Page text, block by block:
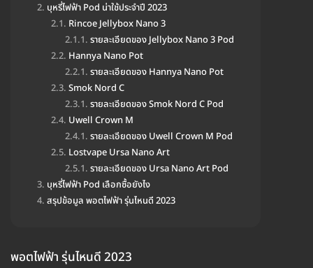
บุหรี่ไฟฟ้า Pod น่าใช้ประจำปี 2023
Rincoe Jellybox Nano 3
รายละเอียดของ Jellybox Nano 3 Pod
Hannya Nano Pot
รายละเอียดของ Hannya Nano Pot
Smok Nord C
รายละเอียดของ Smok Nord C Pod
Uwell Crown M
รายละเอียดของ Uwell Crown M Pod
Lostvape Ursa Nano Art
รายละเอียดของ Ursa Nano Art Pod
บุหรี่ไฟฟ้า Pod เลือกซื้อยังไง
สรุปข้อมูล พอตไฟฟ้า รุ่นไหนดี 2023
พอตไฟฟ้า รุ่นไหนดี 2023